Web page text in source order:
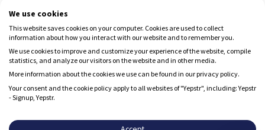
Hjälpcenter
Ladda ned Yepstr
Ladda ned Yepstr
upplevelse.
We use cookies
This website saves cookies on your computer. Cookies are used to collect
information about how you interact with our website and to remember you.
We use cookies to improve and customize your experience of the website, compile
statistics, and analyze our visitors on the website and in other media.
More information about the cookies we use can be found in our privacy policy.
Your consent and the cookie policy apply to all websites of "Yepstr", including: Yepstr
- Signup, Yepstr.